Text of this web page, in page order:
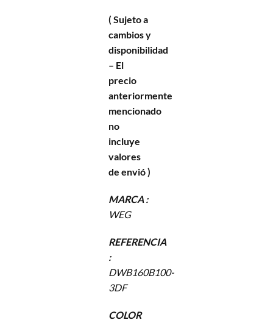
( Sujeto a
cambios y
disponibilidad
– El
precio
anteriormente
mencionado
no
incluye
valores
de envió )
MARCA :
WEG
REFERENCIA
:
DWB160B100-
3DF
COLOR